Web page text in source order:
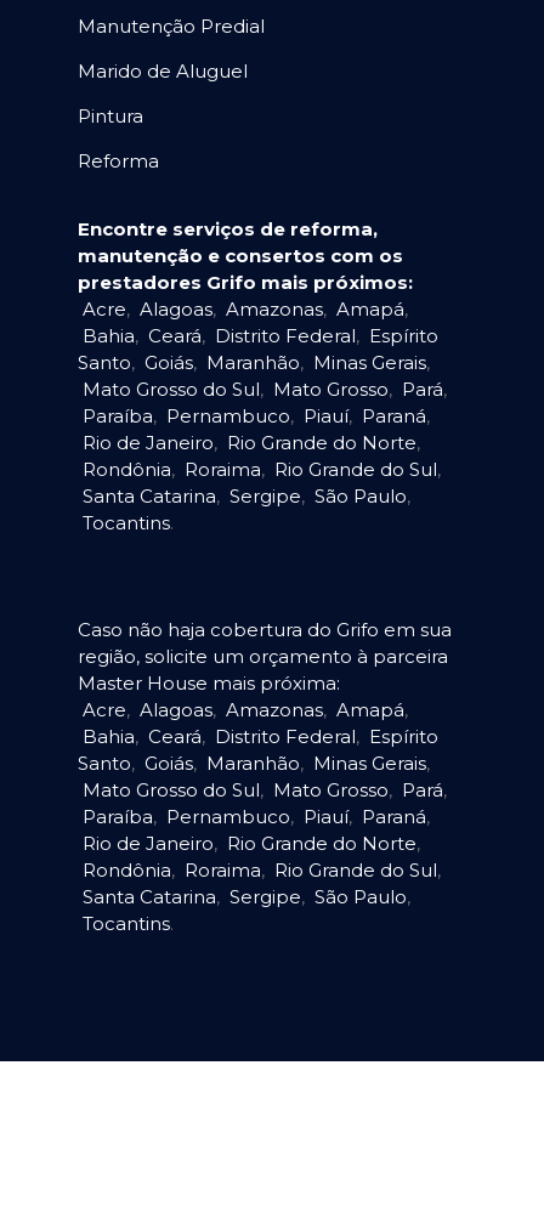
Manutenção Predial
Marido de Aluguel
Pintura
Reforma
Encontre serviços de reforma,
manutenção e consertos com os
prestadores Grifo mais próximos:
Acre, Alagoas, Amazonas, Amapá,
Bahia, Ceará, Distrito Federal, Espírito
Santo, Goiás, Maranhão, Minas Gerais,
Mato Grosso do Sul, Mato Grosso, Pará,
Paraíba, Pernambuco, Piauí, Paraná,
Rio de Janeiro, Rio Grande do Norte,
Rondônia, Roraima, Rio Grande do Sul,
Santa Catarina, Sergipe, São Paulo,
Tocantins.
Caso não haja cobertura do Grifo em sua
região, solicite um orçamento à parceira
Master House mais próxima:
Acre, Alagoas, Amazonas, Amapá,
Bahia, Ceará, Distrito Federal, Espírito
Santo, Goiás, Maranhão, Minas Gerais,
Mato Grosso do Sul, Mato Grosso, Pará,
Paraíba, Pernambuco, Piauí, Paraná,
Rio de Janeiro, Rio Grande do Norte,
Rondônia, Roraima, Rio Grande do Sul,
Santa Catarina, Sergipe, São Paulo,
Tocantins.